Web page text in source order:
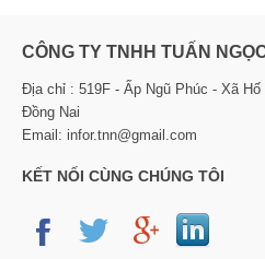
CÔNG TY TNHH TUẤN NGỌC
Địa chỉ : 519F - Ấp Ngũ Phúc - Xã
Đồng Nai
Email: infor.tnn@gmail.com
KẾT NỐI CÙNG CHÚNG TÔI